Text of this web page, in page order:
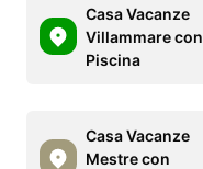
Casa Vacanze
Villammare con
Piscina
Casa Vacanze
Mestre con